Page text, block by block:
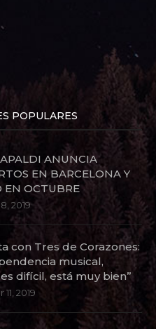
POPULARES
ANUNCIA
EN BARCELONA Y
EN OCTUBRE
2019
con Tres de Corazones:
musical,
difícil, está muy bien”
2019